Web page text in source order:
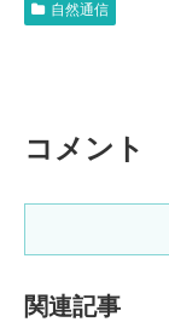
自然通信
コメント
関連記事